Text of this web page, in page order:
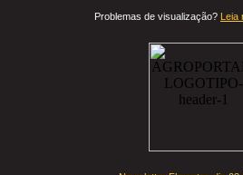
Problemas de visualização? Leia